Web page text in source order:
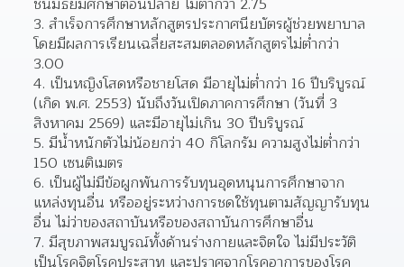
สำเร็จการศึกษาหลักสูตรประกาศนียบัตรผู้ช่วยพยาบาล
โดยมีผลการเรียนเฉลี่ยสะสมตลอดหลักสูตรไม่ต่ำกว่า
3.00
เป็นหญิงโสดหรือชายโสด มีอายุไม่ต่ำกว่า 16 ปีบริบูรณ์
(เกิด พ.ศ. 2553) นับถึงวันเปิดภาคการศึกษา (วันที่ 3
สิงหาคม 2569) และมีอายุไม่เกิน 30 ปีบริบูรณ์
มีน้ำหนักตัวไม่น้อยกว่า 40 กิโลกรัม ความสูงไม่ต่ำกว่า
150 เซนติเมตร
เป็นผู้ไม่มีข้อผูกพันการรับทุนอุดหนุนการศึกษาจาก
แหล่งทุนอื่น หรืออยู่ระหว่างการชดใช้ทุนตามสัญญารับทุน
อื่น ไม่ว่าของสถาบันหรือของสถาบันการศึกษาอื่น
มีสุขภาพสมบูรณ์ทั้งด้านร่างกายและจิตใจ ไม่มีประวัติ